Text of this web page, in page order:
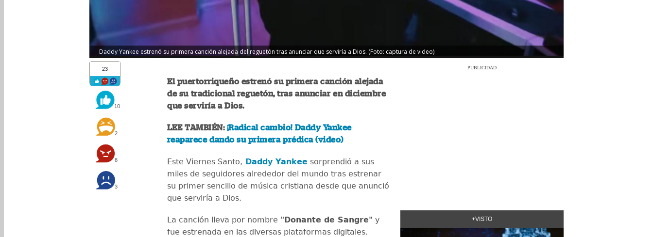
Daddy Yankee estrenó su primera canción alejada del reguetón tras anunciar que serviría a Dios. (Foto: captura de video)
23
10
2
8
3
El puertorriqueño estrenó su primera canción alejada
de su tradicional reguetón, tras anunciar en diciembre
que serviría a Dios.
LEE TAMBIÉN: ¡Radical cambio! Daddy Yankee
reaparece dando su primera prédica (video)
Este Viernes Santo, Daddy Yankee sorprendió a sus
miles de seguidores alrededor del mundo tras estrenar
su primer sencillo de música cristiana desde que anunció
que serviría a Dios.
La canción lleva por nombre "Donante de Sangre" y
fue estrenada en las diversas plataformas digitales.
PUBLICIDAD
+VISTO